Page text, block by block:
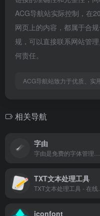
ACG导航站实际控制，在
网页上的内容，都属于合
规，可以直接联系网站管
何责任。
ACG导航站致力于优质、实
相关导航
字由
TXT文本处理工具
iconfont